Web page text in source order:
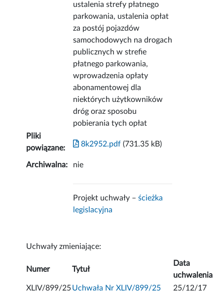
ustalenia strefy płatnego
parkowania, ustalenia opłat
za postój pojazdów
samochodowych na drogach
publicznych w strefie
płatnego parkowania,
wprowadzenia opłaty
abonamentowej dla
niektórych użytkowników
dróg oraz sposobu
pobierania tych opłat
Pliki
powiązane:
8k2952.pdf (731.35 kB)
Archiwalna: nie
Projekt uchwały –ścieżka
legislacyjna
Uchwały zmieniające:
Numer Tytuł
Data
uchwalenia
XLIV/899/25Uchwała Nr XLIV/899/25
25/12/17